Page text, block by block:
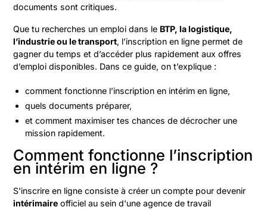
documents sont critiques.
Que tu recherches un emploi dans le BTP, la logistique,
l’industrie ou le transport, l’inscription en ligne permet de
gagner du temps et d’accéder plus rapidement aux offres
d’emploi disponibles. Dans ce guide, on t’explique :
comment fonctionne l’inscription en intérim en ligne,
quels documents préparer,
et comment maximiser tes chances de décrocher une
mission rapidement.
Comment fonctionne l’inscription
en intérim en ligne ?
S'inscrire en ligne consiste à créer un compte pour devenir
intérimaire officiel au sein d'une agence de travail